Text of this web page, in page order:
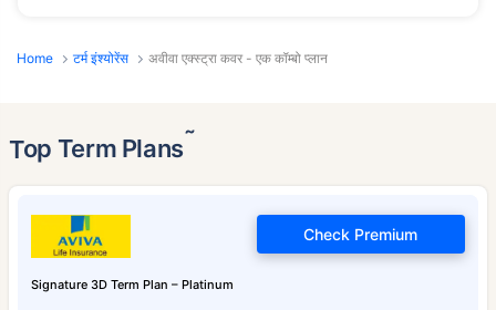
Home टर्म इंश्योरेंस अवीवा एक्स्ट्रा कवर - एक कॉम्बो प्लान
Top Term Plans˜
Signature 3D Term Plan – Platinum
Check Premium